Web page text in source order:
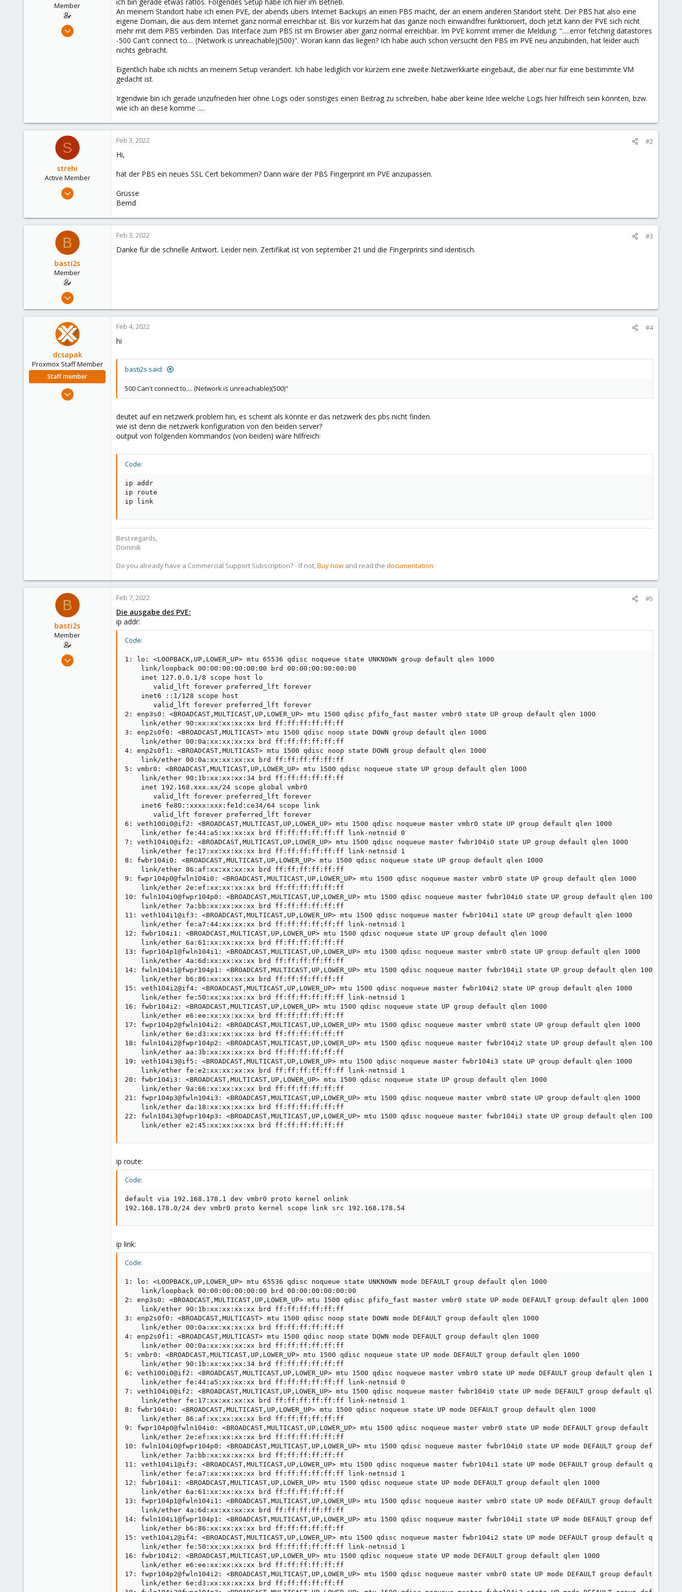
Member
Jul 27, 2021
An meinem Standort habe ich einen PVE, der abends übers Internet Backups an einen PBS macht, der an einem anderen Standort steht. Der PBS hat also eine
eigene Domain, die aus dem Internet ganz normal erreichbar ist. Bis vor kurzem hat das ganze noch einwandfrei funktioniert, doch jetzt kann der PVE sich nicht
mehr mit dem PBS verbinden. Das Interface zum PBS ist im Browser aber ganz normal erreichbar. Im PVE kommt immer die Meldung: ".....error fetching datastores
-500 Can't connect to.... (Network is unreachable)(500)". Woran kann das liegen? Ich habe auch schon versucht den PBS im PVE neu anzubinden, hat leider auch
nichts gebracht.
Eigentlich habe ich nichts an meinem Setup verändert. Ich habe lediglich vor kurzem eine zweite Netzwerkkarte eingebaut, die aber nur für eine bestimmte VM
gedacht ist.
Irgendwie bin ich gerade unzufrieden hier ohne Logs oder sonstiges einen Beitrag zu schreiben, habe aber keine Idee welche Logs hier hilfreich sein könnten, bzw.
wie ich an diese komme .....
S
strehi
Active Member
43
Karlsruhe
Feb 3, 2022 #2
Hi,
hat der PBS ein neues SSL Cert bekommen? Dann wäre der PBS Fingerprint im PVE anzupassen.
Grüsse
Bernd
B
basti2s
Member
Jul 27, 2021
0
Feb 3, 2022 #3
Danke für die schnelle Antwort. Leider nein. Zertifikat ist von september 21 und die Fingerprints sind identisch.
dcsapak
Proxmox Staff Member
Staff member
Feb 1, 2016
Feb 4, 2022 #4
hi
basti2s said:
500 Can't connect to.... (Network is unreachable)(500)"
deutet auf ein netzwerk problem hin, es scheint als könnte er das netzwerk des pbs nicht finden.
wie ist denn die netzwerk konfiguration von den beiden server?
output von folgenden kommandos (von beiden) wäre hilfreich:
Code:
ip addr
ip route
ip link
Best regards,
Dominik
Do you already have a Commercial Support Subscription? - If not,Buy now and read the documentation
B
basti2s
Member
Jul 27, 2021
Feb 7, 2022 #5
Die ausgabe des PVE:
ip addr:
Code:
1: lo: <LOOPBACK,UP,LOWER_UP> mtu 65536 qdisc noqueue state UNKNOWN group default qlen 1000
    link/loopback 00:00:00:00:00:00 brd 00:00:00:00:00:00
    inet 127.0.0.1/8 scope host lo
       valid_lft forever preferred_lft forever
    inet6 ::1/128 scope host
       valid_lft forever preferred_lft forever
2: enp3s0: <BROADCAST,MULTICAST,UP,LOWER_UP> mtu 1500 qdisc pfifo_fast master vmbr0 state UP group default qlen 1000
    link/ether 90:xx:xx:xx:xx:xx brd ff:ff:ff:ff:ff:ff
3: enp2s0f0: <BROADCAST,MULTICAST> mtu 1500 qdisc noop state DOWN group default qlen 1000
    link/ether 00:0a:xx:xx:xx:xx brd ff:ff:ff:ff:ff:ff
4: enp2s0f1: <BROADCAST,MULTICAST> mtu 1500 qdisc noop state DOWN group default qlen 1000
    link/ether 00:0a:xx:xx:xx:xx brd ff:ff:ff:ff:ff:ff
5: vmbr0: <BROADCAST,MULTICAST,UP,LOWER_UP> mtu 1500 qdisc noqueue state UP group default qlen 1000
    link/ether 90:1b:xx:xx:xx:34 brd ff:ff:ff:ff:ff:ff
    inet 192.168.xxx.xx/24 scope global vmbr0
       valid_lft forever preferred_lft forever
    inet6 fe80::xxxx:xxx:fe1d:ce34/64 scope link
       valid_lft forever preferred_lft forever
6: veth100i0@if2: <BROADCAST,MULTICAST,UP,LOWER_UP> mtu 1500 qdisc noqueue master vmbr0 state UP group default qlen 1000
    link/ether fe:44:a5:xx:xx:xx brd ff:ff:ff:ff:ff:ff link-netnsid 0
7: veth104i0@if2: <BROADCAST,MULTICAST,UP,LOWER_UP> mtu 1500 qdisc noqueue master fwbr104i0 state UP group default qlen 1000
    link/ether fe:17:xx:xx:xx:xx brd ff:ff:ff:ff:ff:ff link-netnsid 1
8: fwbr104i0: <BROADCAST,MULTICAST,UP,LOWER_UP> mtu 1500 qdisc noqueue state UP group default qlen 1000
    link/ether 86:af:xx:xx:xx:xx brd ff:ff:ff:ff:ff:ff
9: fwpr104p0@fwln104i0: <BROADCAST,MULTICAST,UP,LOWER_UP> mtu 1500 qdisc noqueue master vmbr0 state UP group default qlen 1000
    link/ether 2e:ef:xx:xx:xx:xx brd ff:ff:ff:ff:ff:ff
10: fwln104i0@fwpr104p0: <BROADCAST,MULTICAST,UP,LOWER_UP> mtu 1500 qdisc noqueue master fwbr104i0 state UP group default qlen 1000
    link/ether 7a:bb:xx:xx:xx:xx brd ff:ff:ff:ff:ff:ff
11: veth104i1@if3: <BROADCAST,MULTICAST,UP,LOWER_UP> mtu 1500 qdisc noqueue master fwbr104i1 state UP group default qlen 1000
    link/ether fe:a7:44:xx:xx:xx brd ff:ff:ff:ff:ff:ff link-netnsid 1
12: fwbr104i1: <BROADCAST,MULTICAST,UP,LOWER_UP> mtu 1500 qdisc noqueue state UP group default qlen 1000
    link/ether 6a:61:xx:xx:xx:xx brd ff:ff:ff:ff:ff:ff
13: fwpr104p1@fwln104i1: <BROADCAST,MULTICAST,UP,LOWER_UP> mtu 1500 qdisc noqueue master vmbr0 state UP group default qlen 1000
    link/ether 4a:6d:xx:xx:xx:xx brd ff:ff:ff:ff:ff:ff
14: fwln104i1@fwpr104p1: <BROADCAST,MULTICAST,UP,LOWER_UP> mtu 1500 qdisc noqueue master fwbr104i1 state UP group default qlen 1000
    link/ether b6:86:xx:xx:xx:xx brd ff:ff:ff:ff:ff:ff
15: veth104i2@if4: <BROADCAST,MULTICAST,UP,LOWER_UP> mtu 1500 qdisc noqueue master fwbr104i2 state UP group default qlen 1000
    link/ether fe:50:xx:xx:xx:xx brd ff:ff:ff:ff:ff:ff link-netnsid 1
16: fwbr104i2: <BROADCAST,MULTICAST,UP,LOWER_UP> mtu 1500 qdisc noqueue state UP group default qlen 1000
    link/ether e6:ee:xx:xx:xx:xx brd ff:ff:ff:ff:ff:ff
17: fwpr104p2@fwln104i2: <BROADCAST,MULTICAST,UP,LOWER_UP> mtu 1500 qdisc noqueue master vmbr0 state UP group default qlen 1000
    link/ether 6e:d3:xx:xx:xx:xx brd ff:ff:ff:ff:ff:ff
18: fwln104i2@fwpr104p2: <BROADCAST,MULTICAST,UP,LOWER_UP> mtu 1500 qdisc noqueue master fwbr104i2 state UP group default qlen 1000
    link/ether aa:3b:xx:xx:xx:xx brd ff:ff:ff:ff:ff:ff
19: veth104i3@if5: <BROADCAST,MULTICAST,UP,LOWER_UP> mtu 1500 qdisc noqueue master fwbr104i3 state UP group default qlen 1000
    link/ether fe:e2:xx:xx:xx:xx brd ff:ff:ff:ff:ff:ff link-netnsid 1
20: fwbr104i3: <BROADCAST,MULTICAST,UP,LOWER_UP> mtu 1500 qdisc noqueue state UP group default qlen 1000
    link/ether 9a:66:xx:xx:xx:xx brd ff:ff:ff:ff:ff:ff
21: fwpr104p3@fwln104i3: <BROADCAST,MULTICAST,UP,LOWER_UP> mtu 1500 qdisc noqueue master vmbr0 state UP group default qlen 1000
    link/ether da:18:xx:xx:xx:xx brd ff:ff:ff:ff:ff:ff
22: fwln104i3@fwpr104p3: <BROADCAST,MULTICAST,UP,LOWER_UP> mtu 1500 qdisc noqueue master fwbr104i3 state UP group default qlen 1000
    link/ether e2:45:xx:xx:xx:xx brd ff:ff:ff:ff:ff:ff
ip route:
Code:
default via 192.168.178.1 dev vmbr0 proto kernel onlink
192.168.178.0/24 dev vmbr0 proto kernel scope link src 192.168.178.54
ip link:
Code:
1: lo: <LOOPBACK,UP,LOWER_UP> mtu 65536 qdisc noqueue state UNKNOWN mode DEFAULT group default qlen 1000
    link/loopback 00:00:00:00:00:00 brd 00:00:00:00:00:00
2: enp3s0: <BROADCAST,MULTICAST,UP,LOWER_UP> mtu 1500 qdisc pfifo_fast master vmbr0 state UP mode DEFAULT group default qlen 1000
    link/ether 90:1b:xx:xx:xx:xx brd ff:ff:ff:ff:ff:ff
3: enp2s0f0: <BROADCAST,MULTICAST> mtu 1500 qdisc noop state DOWN mode DEFAULT group default qlen 1000
    link/ether 00:0a:xx:xx:xx:xx brd ff:ff:ff:ff:ff:ff
4: enp2s0f1: <BROADCAST,MULTICAST> mtu 1500 qdisc noop state DOWN mode DEFAULT group default qlen 1000
    link/ether 00:0a:xx:xx:xx:xx brd ff:ff:ff:ff:ff:ff
5: vmbr0: <BROADCAST,MULTICAST,UP,LOWER_UP> mtu 1500 qdisc noqueue state UP mode DEFAULT group default qlen 1000
    link/ether 90:1b:xx:xx:xx:34 brd ff:ff:ff:ff:ff:ff
6: veth100i0@if2: <BROADCAST,MULTICAST,UP,LOWER_UP> mtu 1500 qdisc noqueue master vmbr0 state UP mode DEFAULT group default qlen 1000
    link/ether fe:44:a5:xx:xx:xx brd ff:ff:ff:ff:ff:ff link-netnsid 0
7: veth104i0@if2: <BROADCAST,MULTICAST,UP,LOWER_UP> mtu 1500 qdisc noqueue master fwbr104i0 state UP mode DEFAULT group default qlen 1000
    link/ether fe:17:xx:xx:xx:xx brd ff:ff:ff:ff:ff:ff link-netnsid 1
8: fwbr104i0: <BROADCAST,MULTICAST,UP,LOWER_UP> mtu 1500 qdisc noqueue state UP mode DEFAULT group default qlen 1000
    link/ether 86:af:xx:xx:xx:xx brd ff:ff:ff:ff:ff:ff
9: fwpr104p0@fwln104i0: <BROADCAST,MULTICAST,UP,LOWER_UP> mtu 1500 qdisc noqueue master vmbr0 state UP mode DEFAULT group default qlen
    link/ether 2e:ef:xx:xx:xx:xx brd ff:ff:ff:ff:ff:ff
10: fwln104i0@fwpr104p0: <BROADCAST,MULTICAST,UP,LOWER_UP> mtu 1500 qdisc noqueue master fwbr104i0 state UP mode DEFAULT group default
    link/ether 7a:bb:xx:xx:xx:xx brd ff:ff:ff:ff:ff:ff
11: veth104i1@if3: <BROADCAST,MULTICAST,UP,LOWER_UP> mtu 1500 qdisc noqueue master fwbr104i1 state UP mode DEFAULT group default qlen
    link/ether fe:a7:xx:xx:xx:xx brd ff:ff:ff:ff:ff:ff link-netnsid 1
12: fwbr104i1: <BROADCAST,MULTICAST,UP,LOWER_UP> mtu 1500 qdisc noqueue state UP mode DEFAULT group default qlen 1000
    link/ether 6a:61:xx:xx:xx:xx brd ff:ff:ff:ff:ff:ff
13: fwpr104p1@fwln104i1: <BROADCAST,MULTICAST,UP,LOWER_UP> mtu 1500 qdisc noqueue master vmbr0 state UP mode DEFAULT group default qlen
    link/ether 4a:6d:xx:xx:xx:xx brd ff:ff:ff:ff:ff:ff
14: fwln104i1@fwpr104p1: <BROADCAST,MULTICAST,UP,LOWER_UP> mtu 1500 qdisc noqueue master fwbr104i1 state UP mode DEFAULT group default
    link/ether b6:86:xx:xx:xx:xx brd ff:ff:ff:ff:ff:ff
15: veth104i2@if4: <BROADCAST,MULTICAST,UP,LOWER_UP> mtu 1500 qdisc noqueue master fwbr104i2 state UP mode DEFAULT group default qlen
    link/ether fe:50:xx:xx:xx:xx brd ff:ff:ff:ff:ff:ff link-netnsid 1
16: fwbr104i2: <BROADCAST,MULTICAST,UP,LOWER_UP> mtu 1500 qdisc noqueue state UP mode DEFAULT group default qlen 1000
    link/ether e6:ee:xx:xx:xx:xx brd ff:ff:ff:ff:ff:ff
17: fwpr104p2@fwln104i2: <BROADCAST,MULTICAST,UP,LOWER_UP> mtu 1500 qdisc noqueue master vmbr0 state UP mode DEFAULT group default qlen
    link/ether 6e:d3:xx:xx:xx:xx brd ff:ff:ff:ff:ff:ff